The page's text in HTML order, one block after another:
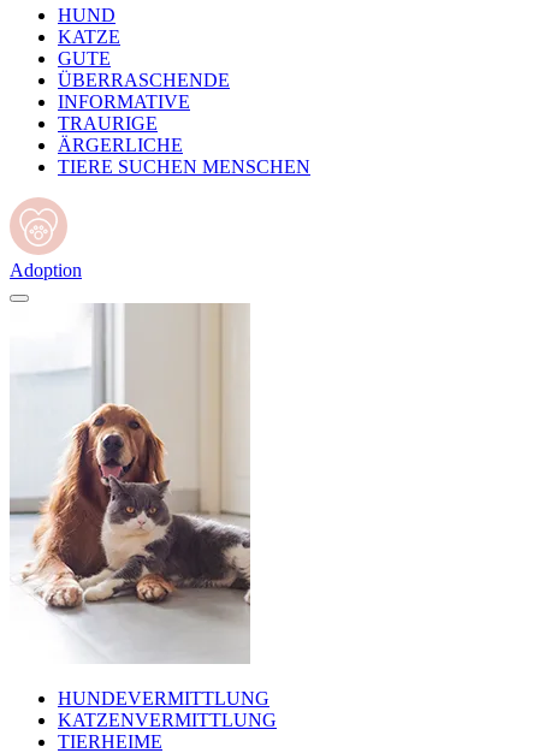
HUND
KATZE
GUTE
ÜBERRASCHENDE
INFORMATIVE
TRAURIGE
ÄRGERLICHE
TIERE SUCHEN MENSCHEN
Adoption
HUNDEVERMITTLUNG
KATZENVERMITTLUNG
TIERHEIME